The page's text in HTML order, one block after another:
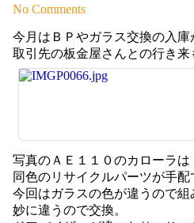
No Comments
今月はＢＰやガラス交換の入庫
取引先の板金屋さんとの行き来
写真のＡＥ１１０のカローラは
同色のリサイクルパーツが手配
今回はガラスの色が違うので
妙に違うので交換。